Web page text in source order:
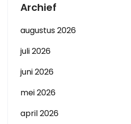
Archief
augustus 2026
juli 2026
juni 2026
mei 2026
april 2026